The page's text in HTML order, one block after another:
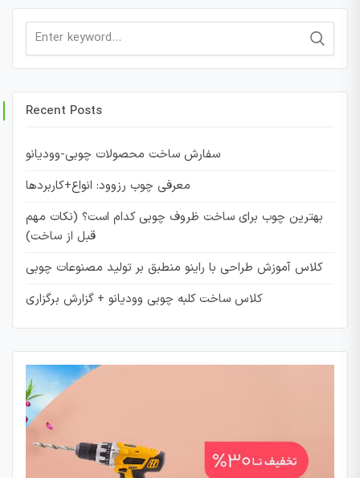
Search
Recent Posts
سفارش ساخت محصولات چوبی-وودیانو
معرفی چوب رزوود: انواع+کاربردها
بهترین چوب برای ساخت ظروف چوبی کدام است؟ (نکات مهم
قبل از ساخت)
کلاس آموزش طراحی با راینو منطبق بر تولید مصنوعات چوبی
کلاس ساخت کلبه چوبی وودیانو + گزارش برگزاری